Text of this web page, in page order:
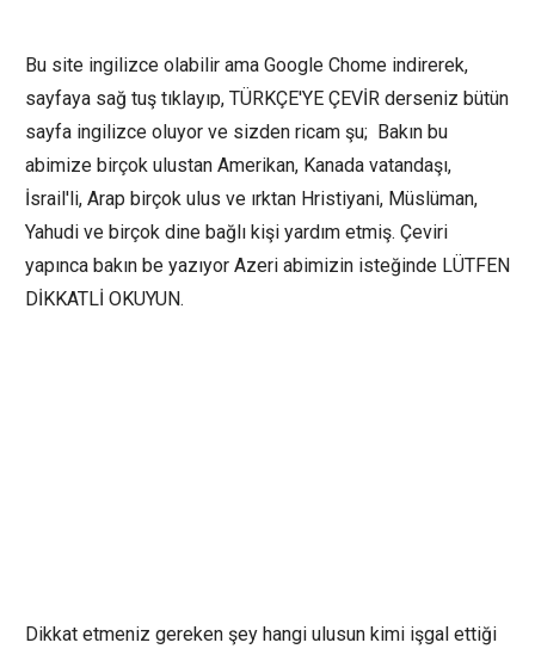
Bu site ingilizce olabilir ama Google Chome indirerek,
sayfaya sağ tuş tıklayıp, TÜRKÇE'YE ÇEVİR derseniz bütün
sayfa ingilizce oluyor ve sizden ricam şu; Bakın bu
abimize birçok ulustan Amerikan, Kanada vatandaşı,
İsrail'li, Arap birçok ulus ve ırktan Hristiyani, Müslüman,
Yahudi ve birçok dine bağlı kişi yardım etmiş. Çeviri
yapınca bakın be yazıyor Azeri abimizin isteğinde LÜTFEN
DİKKATLİ OKUYUN.
Dikkat etmeniz gereken şey hangi ulusun kimi işgal ettiği